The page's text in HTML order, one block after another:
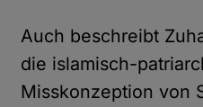
Auch beschreibt
die islamisch-
Misskonzeption von